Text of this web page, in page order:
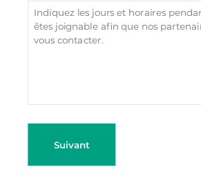
Suivant